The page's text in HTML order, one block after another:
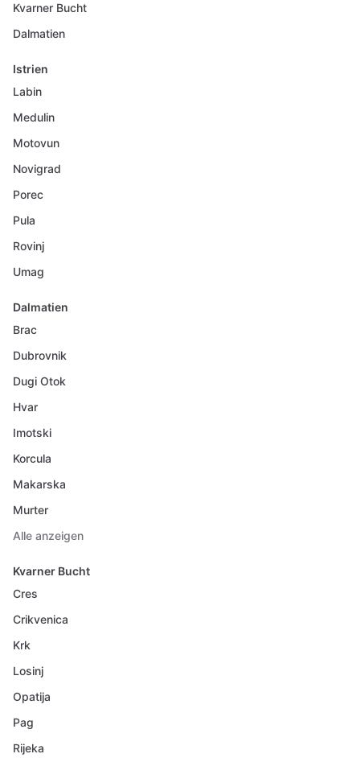
Kvarner Bucht
Dalmatien
Istrien
Labin
Medulin
Motovun
Novigrad
Porec
Pula
Rovinj
Umag
Dalmatien
Brac
Dubrovnik
Dugi Otok
Hvar
Imotski
Korcula
Makarska
Murter
Alle anzeigen
Kvarner Bucht
Cres
Crikvenica
Krk
Losinj
Opatija
Pag
Rijeka